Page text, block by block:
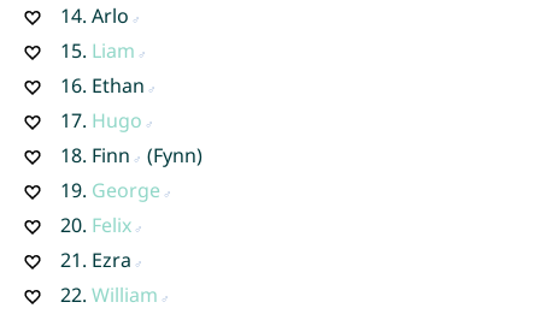
14. Arlo
15. Liam
16. Ethan
17. Hugo
18. Finn
(Fynn)
19. George
20. Felix
21. Ezra
22. William